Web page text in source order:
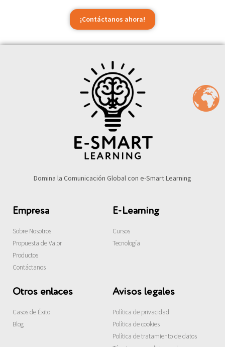
¡Contáctanos ahora!
Domina la Comunicación Global con e-Smart Learning
Empresa
Sobre Nosotros
Propuesta de Valor
Productos
Contáctanos
E-Learning
Cursos
Tecnología
Otros enlaces
Casos de Éxito
Blog
Avisos legales
Política de privacidad
Política de cookies
Política de tratamiento de datos